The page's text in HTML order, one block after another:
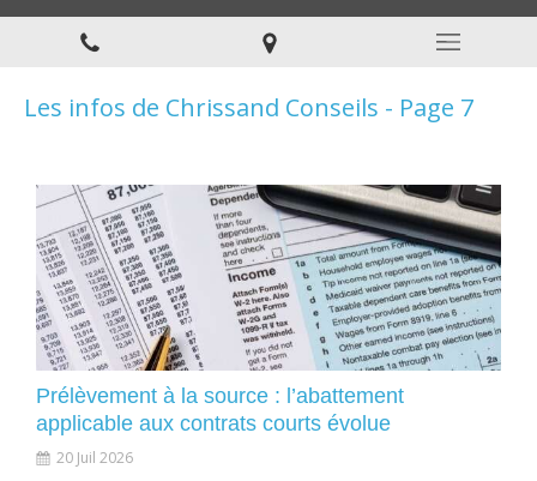
Les infos de Chrissand Conseils - Page 7
Prélèvement à la source : l’abattement
applicable aux contrats courts évolue
20 Juil 2026